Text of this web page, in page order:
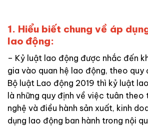
1. Hiểu biết chung về áp
lao động:
– Kỷ luật lao động được nhắc đến
gia vào quan hệ lao động, theo quy
Bộ luật Lao động 2019 thì kỷ luật
là những quy định về việc tuân theo
nghệ và điều hành sản xuất, kinh
dụng lao động ban hành trong nội